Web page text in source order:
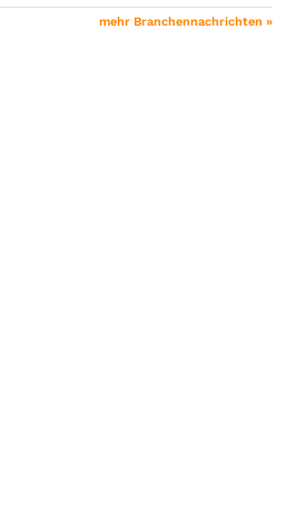
mehr Branchennachrichten »